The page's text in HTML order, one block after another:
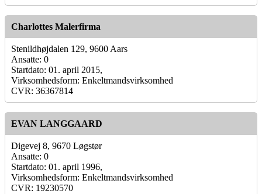
Charlottes Malerfirma
Stenildhøjdalen 129, 9600 Aars
Ansatte: 0
Startdato: 01. april 2015,
Virksomhedsform: Enkeltmandsvirksomhed
CVR: 36367814
EVAN LANGGAARD
Digevej 8, 9670 Løgstør
Ansatte: 0
Startdato: 01. april 1996,
Virksomhedsform: Enkeltmandsvirksomhed
CVR: 19230570